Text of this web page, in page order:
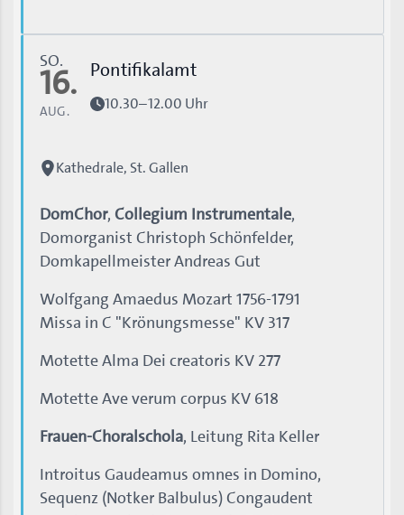
SO.
16.
AUG.
Pontifikalamt
10.30–12.00 Uhr
Kathedrale, St. Gallen
DomChor, Collegium Instrumentale,
Domorganist Christoph Schönfelder,
Domkapellmeister Andreas Gut
Wolfgang Amaedus Mozart 1756-1791
Missa in C "Krönungsmesse" KV 317
Motette Alma Dei creatoris KV 277
Motette Ave verum corpus KV 618
Frauen-Choralschola, Leitung Rita Keller
Introitus Gaudeamus omnes in Domino,
Sequenz (Notker Balbulus) Congaudent